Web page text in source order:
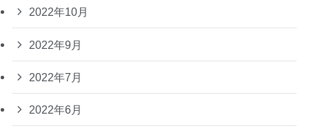
2022年10月
2022年9月
2022年7月
2022年6月